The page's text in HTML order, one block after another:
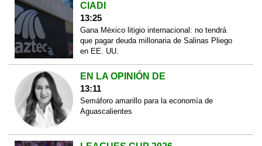
CIADI
13:25
Gana México litigio internacional: no tendrá
que pagar deuda millonaria de Salinas Pliego
en EE. UU.
EN LA OPINIÓN DE
13:11
Semáforo amarillo para la economía de
Aguascalientes